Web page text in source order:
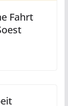
Fahrt